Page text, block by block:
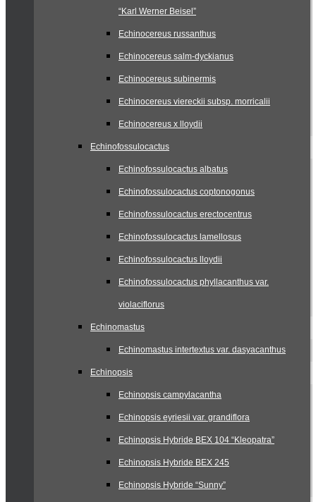
“Karl Werner Beisel”
Echinocereus russanthus
Echinocereus salm-dyckianus
Echinocereus subinermis
Echinocereus viereckii subsp. morricalii
Echinocereus x lloydii
Echinofossulocactus
Echinofossulocactus albatus
Echinofossulocactus coptonogonus
Echinofossulocactus erectocentrus
Echinofossulocactus lamellosus
Echinofossulocactus lloydii
Echinofossulocactus phyllacanthus var.
violaciflorus
Echinomastus
Echinomastus intertextus var. dasyacanthus
Echinopsis
Echinopsis campylacantha
Echinopsis eyriesii var. grandiflora
Echinopsis Hybride BEX 104 “Kleopatra”
Echinopsis Hybride BEX 245
Echinopsis Hybride “Sunny”